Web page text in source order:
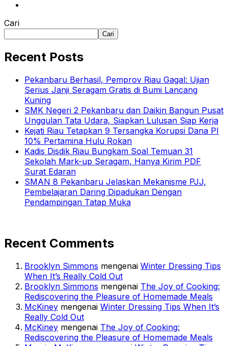
Cari
Cari
Recent Posts
Pekanbaru Berhasil, Pemprov Riau Gagal: Ujian
Serius Janji Seragam Gratis di Bumi Lancang
Kuning
SMK Negeri 2 Pekanbaru dan Daikin Bangun Pusat
Unggulan Tata Udara, Siapkan Lulusan Siap Kerja
Kejati Riau Tetapkan 9 Tersangka Korupsi Dana PI
10% Pertamina Hulu Rokan
Kadis Disdik Riau Bungkam Soal Temuan 31
Sekolah Mark-up Seragam, Hanya Kirim PDF
Surat Edaran
SMAN 8 Pekanbaru Jelaskan Mekanisme PJJ,
Pembelajaran Daring Dipadukan Dengan
Pendampingan Tatap Muka
Recent Comments
Brooklyn Simmons mengenai Winter Dressing Tips
When It’s Really Cold Out
Brooklyn Simmons mengenai The Joy of Cooking:
Rediscovering the Pleasure of Homemade Meals
McKiney mengenai Winter Dressing Tips When It’s
Really Cold Out
McKiney mengenai The Joy of Cooking:
Rediscovering the Pleasure of Homemade Meals